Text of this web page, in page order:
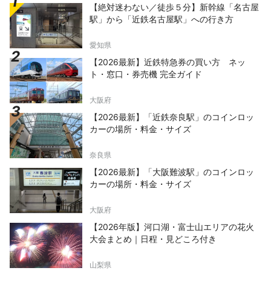
【絶対迷わない／徒歩５分】新幹線「名古屋
駅」から「近鉄名古屋駅」への行き方
愛知県
【2026最新】近鉄特急券の買い方 ネッ
ト・窓口・券売機 完全ガイド
大阪府
【2026最新】「近鉄奈良駅」のコインロッ
カーの場所・料金・サイズ
奈良県
【2026最新】「大阪難波駅」のコインロッ
カーの場所・料金・サイズ
大阪府
【2026年版】河口湖・富士山エリアの花火
大会まとめ｜日程・見どころ付き
山梨県